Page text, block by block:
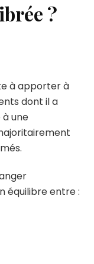
?
à apporter à
dont il a
une
équilibre entre :